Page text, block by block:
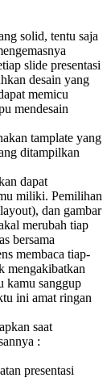
solid, tentu saja
slide presentasi
desain yang
memicu
mendesain
tamplate yang
ditampilkan
dapat
miliki. Pemilihan
dan gambar
merubah tiap
bersama
membaca tiap-
mengakibatkan
kamu sanggup
ini amat ringan
saat
:
presentasi